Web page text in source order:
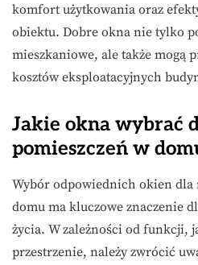
komfort użytkowania oraz
obiektu. Dobre okna nie tylko
mieszkaniowe, ale także mogą
kosztów eksploatacyjnych
Jakie okna wybrać
pomieszczeń w
Wybór odpowiednich okien dla
domu ma kluczowe znaczenie
życia. W zależności od funkcji,
przestrzenie, należy zwrócić